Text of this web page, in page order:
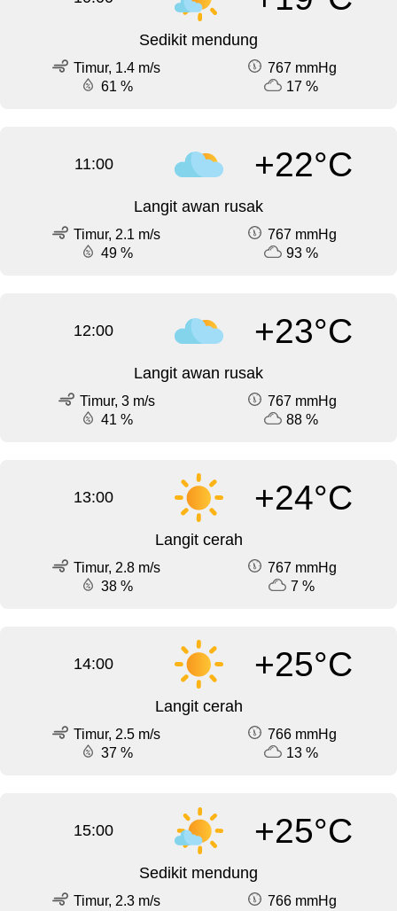
Sedikit mendung
Timur, 1.4 m/s
767 mmHg
61 %
17 %
11:00 +22°C
Langit awan rusak
Timur, 2.1 m/s
767 mmHg
49 %
93 %
12:00 +23°C
Langit awan rusak
Timur, 3 m/s
767 mmHg
41 %
88 %
13:00 +24°C
Langit cerah
Timur, 2.8 m/s
767 mmHg
38 %
7 %
14:00 +25°C
Langit cerah
Timur, 2.5 m/s
766 mmHg
37 %
13 %
15:00 +25°C
Sedikit mendung
Timur, 2.3 m/s
766 mmHg